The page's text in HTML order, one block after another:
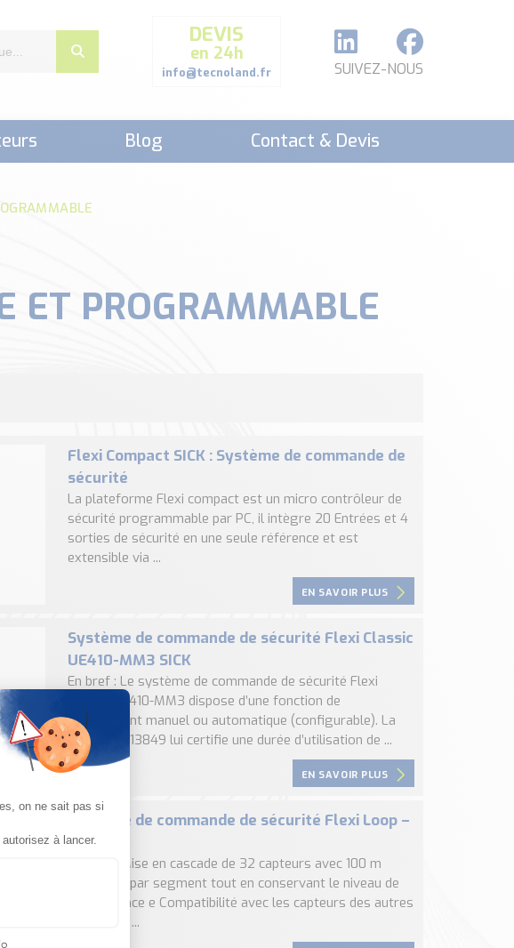
DEVIS
en 24h
info@tecnoland.fr SUIVEZ-NOUS
Blog Contact & Devis
ET PROGRAMMABLE
Flexi Compact SICK : Système de commande de
sécurité
La plateforme Flexi compact est un micro contrôleur de
sécurité programmable par PC, il intègre 20 Entrées et 4
sorties de sécurité en une seule référence et est
extensible via ...
EN SAVOIR PLUS
Système de commande de sécurité Flexi Classic
UE410-MM3 SICK
En bref : Le système de commande de sécurité Flexi
Classic UE410-MM3 dispose d’une fonction de
réarmement manuel ou automatique (configurable). La
norme ISO13849 lui certifie une durée d’utilisation de ...
EN SAVOIR PLUS
Système de commande de sécurité Flexi Loop –
SICK
En bref : Mise en cascade de 32 capteurs avec 100 m
maximum par segment tout en conservant le niveau de
performance e Compatibilité avec les capteurs des autres
fabricants ...